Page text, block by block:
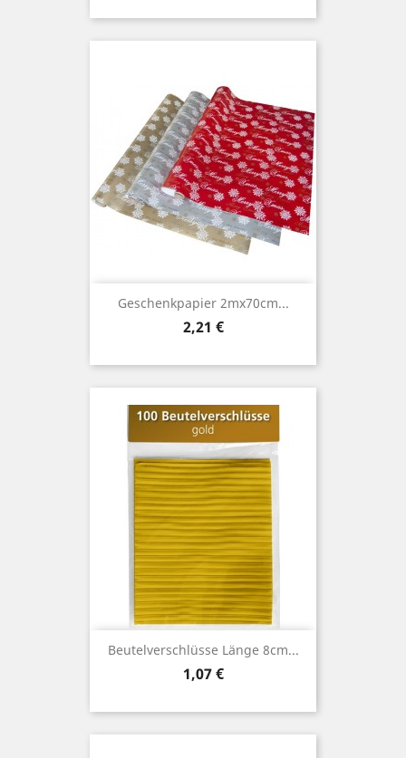
Geschenkpapier 2mx70cm...
Preis
2,21 €
Beutelverschlüsse Länge 8cm...
Preis
1,07 €